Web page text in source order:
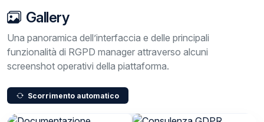
Gallery
Una panoramica dell’interfaccia e delle principali
funzionalità di RGPD manager attraverso alcuni
screenshot operativi della piattaforma.
Scorrimento automatico